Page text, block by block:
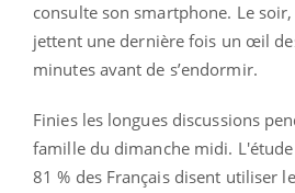
consulte son smartphone. Le
jettent une dernière fois un œil
minutes avant de s’endormir.
Finies les longues discussions
famille du dimanche midi.
81 % des Français disent utiliser